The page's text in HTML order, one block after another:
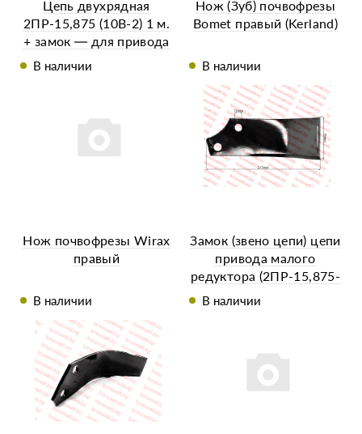
Цепь двухрядная
2ПР-15,875 (10В-2) 1 м.
+ замок — для привода
редуктора почвофрезы
В наличии
Нож (Зуб) почвофрезы
Bomet правый (Kerland)
В наличии
Нож почвофрезы Wirax
правый
В наличии
Замок (звено цепи) цепи
привода малого
редуктора (2ПР-15,875-
В наличии